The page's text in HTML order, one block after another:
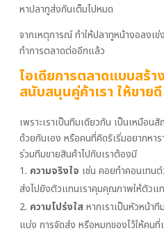
หาปลาทูส่งกันเต็มไปหมด
จากเหตุการณ์ ทำให้ปลาทูหน้างอลงเข่
ทำการตลาดต่ออีกแล้ว
ไอเดียการตลาดแบบส
สนับสนุนคู่ค้าเรา ให้ขายดี
เพราะเราเป็นทีมเดียวกัน เป็นเหมือ
ด้วยกันเอง หรือคนที่คิดริเริ่มอยากหาร
ร่วมทีมขายสินค้าไปกับเราต้องมี
ความจริงใจ เช่น คอยทำคอนเทน
ส่งไปยังตัวแทนเราคุมคุณภาพให้ตัวแท
ความโปร่งใสหากเราเป็นหัวหน้า
แบ่ง การจัดส่ง หรือหมกของไว้ให้คนที่